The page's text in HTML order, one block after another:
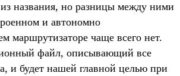
названия, но разницы между ними
и автономно
маршрутизаторе чаще всего нет.
файл, описывающий все
и будет нашей главной целью при